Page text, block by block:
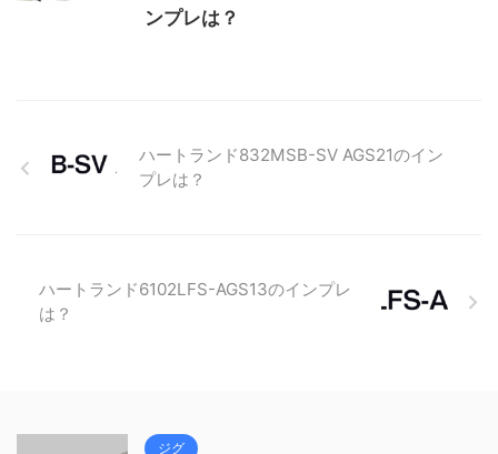
ンプレは？
ハートランド832MSB-SV AGS21のイン
プレは？
ハートランド6102LFS-AGS13のインプレ
は？
ジグ